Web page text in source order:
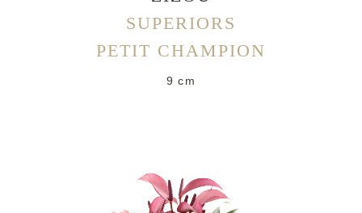
SUPERIORS
PETIT CHAMPION
9 cm